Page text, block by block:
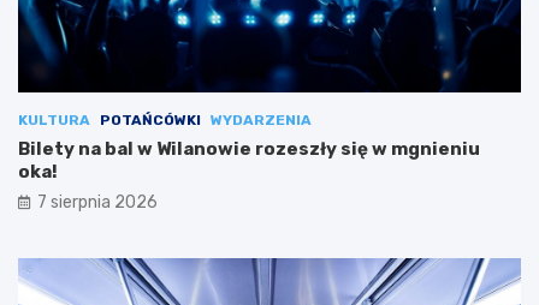
KULTURA POTAŃCÓWKI WYDARZENIA
Bilety na bal w Wilanowie rozeszły się w mgnieniu
oka!
7 sierpnia 2026